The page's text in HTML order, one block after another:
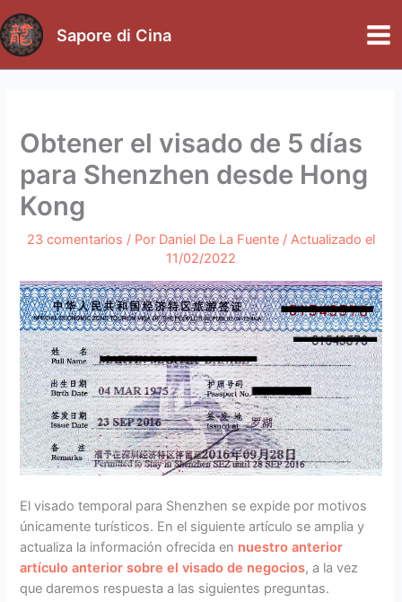
al
contenido
Sapore di Cina
Obtener el visado de 5 días
para Shenzhen desde Hong
Kong
23 comentarios / Por Daniel De La Fuente / Actualizado el
11/02/2022
El visado temporal para Shenzhen se expide por motivos
únicamente turísticos. En el siguiente artículo se amplia y
actualiza la información ofrecida en nuestro anterior
artículo anterior sobre el visado de negocios, a la vez
que daremos respuesta a las siguientes preguntas.